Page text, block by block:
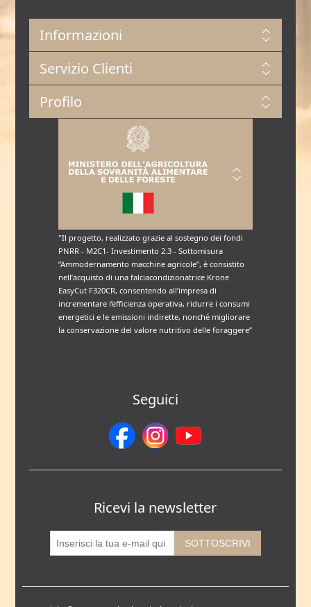
Informazioni
Servizio Clienti
Profilo
"Il progetto, realizzato grazie al sostegno dei fondi
PNRR - M2C1- Investimento 2.3 - Sottomisura
“Ammodernamento macchine agricole”, è consistito
nell’acquisto di una falciacondizionatrice Krone
EasyCut F320CR, consentendo all’impresa di
incrementare l’efficienza operativa, ridurre i consumi
energetici e le emissioni indirette, nonché migliorare
la conservazione del valore nutritivo delle foraggere”
Seguici
Ricevi la newsletter